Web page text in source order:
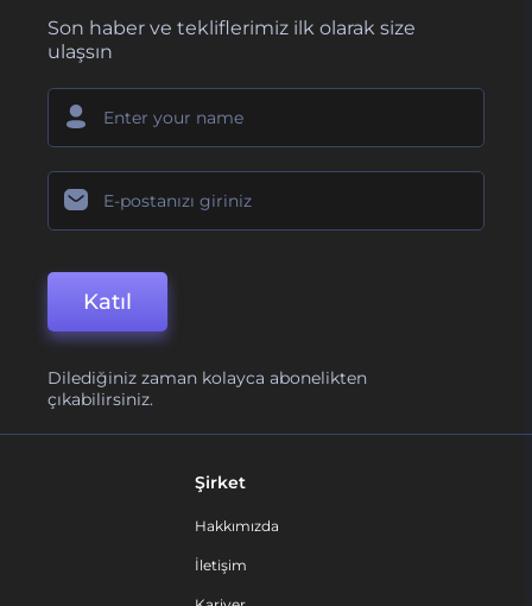
Son haber ve tekliflerimiz ilk olarak size
ulaşsın
Katıl
Dilediğiniz zaman kolayca abonelikten
çıkabilirsiniz.
Şirket
Hakkımızda
İletişim